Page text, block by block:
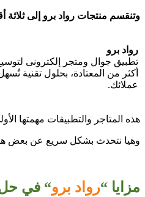
وتنقسم منتجات رواد برو إلى ثلاثة
رواد برو
تطبيق جوال ومتجر إلكترونى
أكثر من المعتادة، بحلول تقنية
عملائك.
هذه المتاجر والتطبيقات مهمتها
وهيا نتحدث بشكل سريع عن بعض هذه
مزايا “رواد برو“ في حل